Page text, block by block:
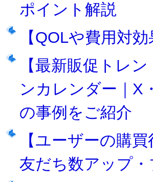
ポイント解説
【QOLや費用対
【最新販促トレ
ンカレンダー｜X
の事例をご紹介
【ユーザーの購
友だち数アップ